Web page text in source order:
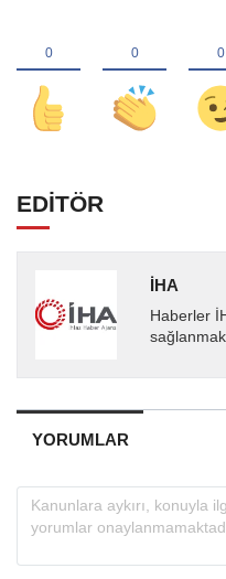
EDİTÖR
İHA
Haberler
YORUMLAR